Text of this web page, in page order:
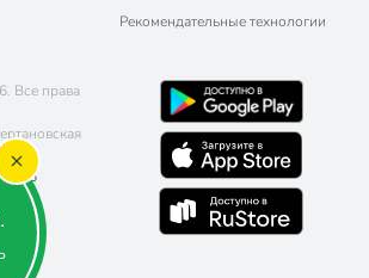
Рекомендательные технологии
Все права
06